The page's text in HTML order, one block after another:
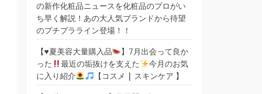
の新作化粧品ニュースを化粧品のプロがい
ち早く解説！あの大人気ブランドから待望
のプチプラライン登場！！
【♥️夏美容大量購入品
】7月出会って良か
った
最近の垢抜けを支えた
今月のお気
に入り紹介
【コスメ | スキンケア 】